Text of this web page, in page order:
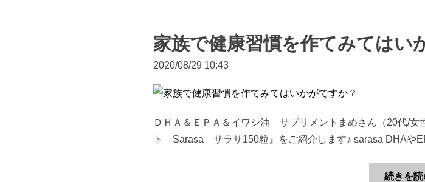
家族で健康習慣を作てみてはい
2020/08/29 10:43
ＤＨＡ＆ＥＰＡ＆イワシ油 サプリメントまめさん（20代/
ト Sarasa サラサ150粒』をご紹介します♪ sarasa DHAや
続きを読